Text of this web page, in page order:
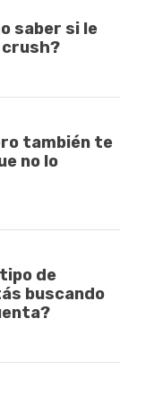
saber si le
también te
no lo
de
buscando